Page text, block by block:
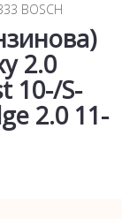
BOSCH
2.0
10-/S-
2.0 11-